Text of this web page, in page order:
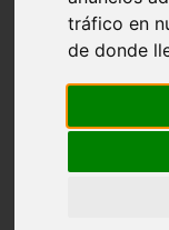
tráfico en
de donde